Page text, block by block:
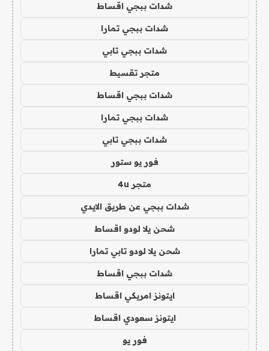
شدات ببجي اقساط
شدات ببجي تمارا
شدات ببجي تابي
متجر تقسيط
شدات ببجي اقساط
شدات ببجي تمارا
شدات ببجي تابي
فور يو ستور
متجر 4u
شدات ببجي عن طريق الايدي
شحن يلا لودو اقساط
شحن يلا لودو تابي تمارا
شدات ببجي اقساط
ايتونز امريكي اقساط
ايتونز سعودي اقساط
فور يو